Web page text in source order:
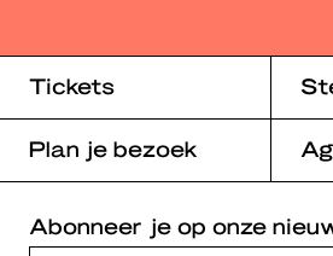
Tickets
Plan je bezoek
Abonneer je op onze